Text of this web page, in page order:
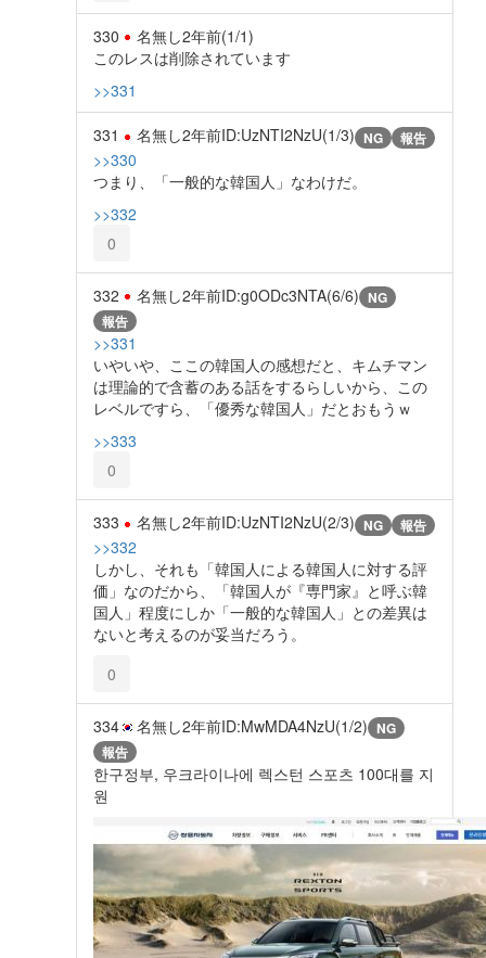
330 名無し2年前(1/1)
このレスは削除されています
>>331
331 名無し2年前ID:UzNTI2NzU(1/3) NG 報告
>>330
つまり、「一般的な韓国人」なわけだ。
>>332
0
332 名無し2年前ID:g0ODc3NTA(6/6) NG
報告
>>331
いやいや、ここの韓国人の感想だと、キムチマン
は理論的で含蓄のある話をするらしいから、この
レベルですら、「優秀な韓国人」だとおもうｗ
>>333
0
333 名無し2年前ID:UzNTI2NzU(2/3) NG 報告
>>332
しかし、それも「韓国人による韓国人に対する評
価」なのだから、「韓国人が『専門家』と呼ぶ韓
国人」程度にしか「一般的な韓国人」との差異は
ないと考えるのが妥当だろう。
0
334 名無し2年前ID:MwMDA4NzU(1/2) NG
報告
한구정부, 우크라이나에 렉스턴 스포츠 100대를 지
원